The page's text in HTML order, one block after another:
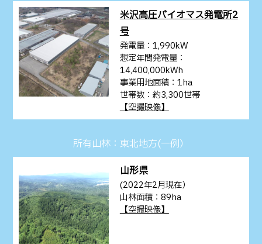
米沢高圧バイオマス発電所2
号
発電量：1,990kW
想定年間発電量：
14,400,000kWh
事業用地面積：1ha
世帯数：約3,300世帯
【空撮映像】
所有山林：東北地方(一例）
山形県
(2022年2月現在）
山林面積：89ha
【空撮映像】